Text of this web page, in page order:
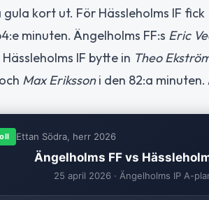
kort ut. För Hässleholms IF fick
minuten. Ängelholms FF:s Eric
IF bytte in Theo
Max Erikssoni den 82:a minuten.
Ettan Södra, herr 2026
Ängelholms FF vs
25 april 2026 · Ängelholms IP A-